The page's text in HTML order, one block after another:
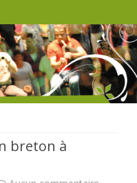
breton à